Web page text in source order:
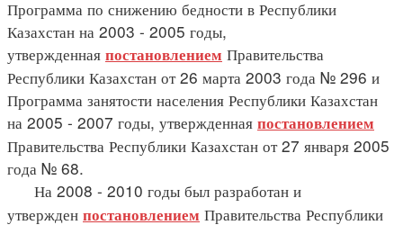
Программа по снижению бедности в Республики
Казахстан на 2003 - 2005 годы,
утвержденная постановлением Правительства
Республики Казахстан от 26 марта 2003 года № 296 и
Программа занятости населения Республики Казахстан
на 2005 - 2007 годы, утвержденная постановлением
Правительства Республики Казахстан от 27 января 2005
года № 68.
На 2008 - 2010 годы был разработан и
утвержден постановлением Правительства Республики